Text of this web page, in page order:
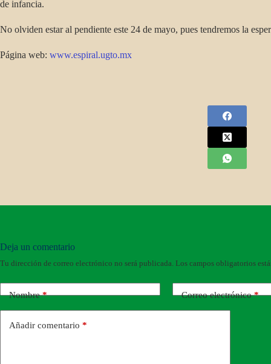
de infancia.
No olviden estar al pendiente este 24 de mayo, pues tendremos la
Página web: www.espiral.ugto.mx
Deja un comentario
Tu dirección de correo electrónico no será publicada. Los campos obligatorios
Nombre* Correo electrónico*
Añadir comentario *